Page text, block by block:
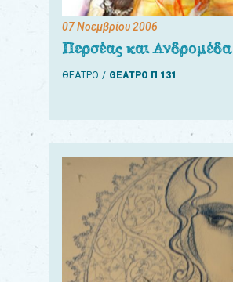
07 Νοεμβρίου 2006
Περσέας και Ανδρομέδα
ΘΕΑΤΡΟ ΘΕΑΤΡΟ Π 131